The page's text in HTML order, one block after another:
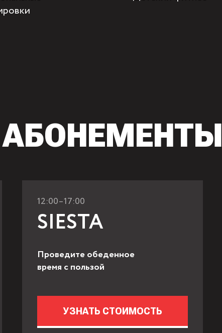
АБОНЕМЕНТЫ
Проведите обеденное
время с пользой
SIESTA
12:00–17:00
УЗНАТЬ СТОИМОСТЬ